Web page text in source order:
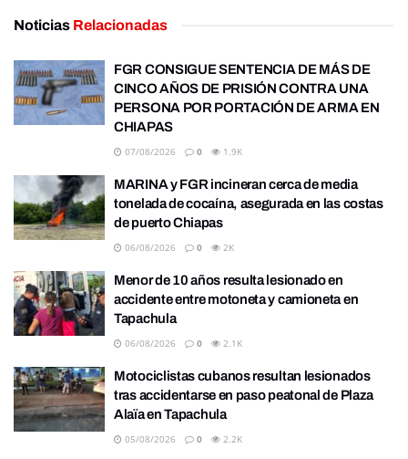
Noticias Relacionadas
FGR CONSIGUE SENTENCIA DE MÁS DE
CINCO AÑOS DE PRISIÓN CONTRA UNA
PERSONA POR PORTACIÓN DE ARMA EN
CHIAPAS
07/08/2026 0 1.9K
MARINA y FGR incineran cerca de media
tonelada de cocaína, asegurada en las costas
de puerto Chiapas
06/08/2026 0 2K
Menor de 10 años resulta lesionado en
accidente entre motoneta y camioneta en
Tapachula
06/08/2026 0 2.1K
Motociclistas cubanos resultan lesionados
tras accidentarse en paso peatonal de Plaza
Alaïa en Tapachula
05/08/2026 0 2.2K